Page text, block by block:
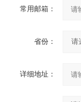
常用邮箱：
省份：
详细地址：